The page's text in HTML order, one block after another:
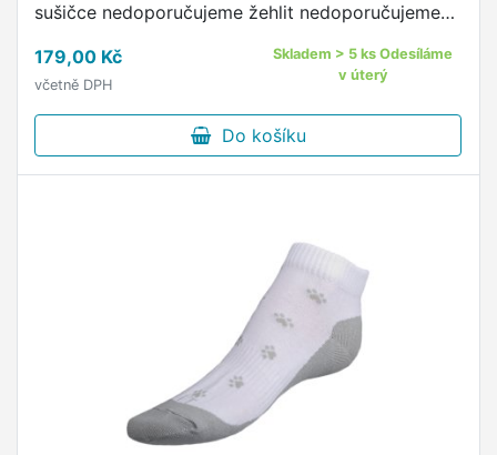
sušičce nedoporučujeme žehlit nedoporučujeme
originálním vzorem od českého …
179,00 Kč
včetně DPH
Skladem > 5 ks Odesíláme
v úterý
Do košíku